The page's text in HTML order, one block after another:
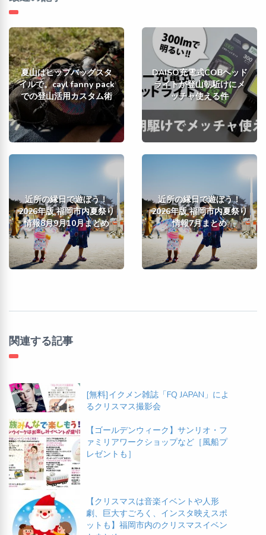
夏山はヒップバッグスタ
イルで。cayl fanny pack
での登山活用カスタム術
DAISO充電式COBヘッド
ライトが登山朝駈けにメ
ッチャ使える件
近所の縁日で遊ぼう！
2026年版 福岡市内夏祭り
情報8月9月10月まとめ
近所の縁日で遊ぼう！
2026年版 福岡市内夏祭り
情報7月まとめ
関連する記事
[無料]イクメン雑誌「FQ JAPAN」によ
るクリスマス撮影会
【ゴールデンウィーク】サンリオ・フ
ァミリアワークショップなど［風船プ
レゼントも］
【クリスマスは音楽イベントや人形
劇、巨大すごろく、インスタ映えスポ
ットも】福岡市内のクリスマスイベン